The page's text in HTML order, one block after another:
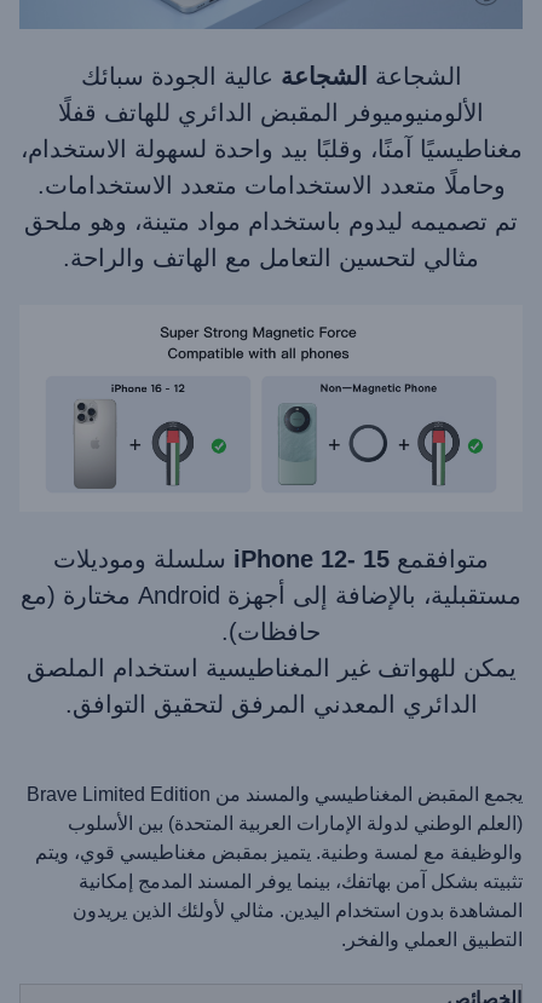
الشجاعة الشجاعة عالية الجودة سبائك
الألومنيوميوفر المقبض الدائري للهاتف قفلًا
مغناطيسيًا آمنًا، وقلبًا بيد واحدة لسهولة الاستخدام،
وحاملًا متعدد الاستخدامات متعدد الاستخدامات.
تم تصميمه ليدوم باستخدام مواد متينة، وهو ملحق
مثالي لتحسين التعامل مع الهاتف والراحة.
متوافقمع iPhone 12- 15 سلسلة وموديلات
مستقبلية، بالإضافة إلى أجهزة Android مختارة (مع
حافظات).
يمكن للهواتف غير المغناطيسية استخدام الملصق
الدائري المعدني المرفق لتحقيق التوافق.
يجمع المقبض المغناطيسي والمسند من Brave Limited Edition
(العلم الوطني لدولة الإمارات العربية المتحدة) بين الأسلوب
والوظيفة مع لمسة وطنية. يتميز بمقبض مغناطيسي قوي، ويتم
تثبيته بشكل آمن بهاتفك، بينما يوفر المسند المدمج إمكانية
المشاهدة بدون استخدام اليدين. مثالي لأولئك الذين يريدون
التطبيق العملي والفخر.
الخصائص